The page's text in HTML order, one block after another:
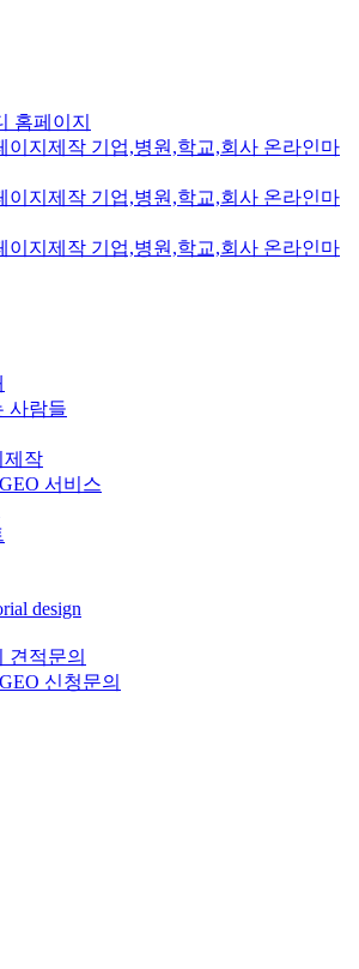
사람들
제작
서비스
design
견적문의
신청문의